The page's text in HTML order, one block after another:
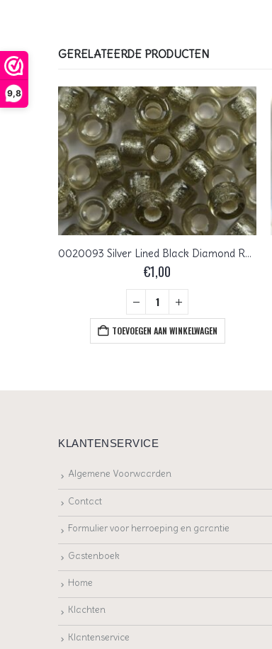
9,8
GERELATEERDE PRODUCTEN
0020093 Silver Lined Black Diamond Roller Bead. 50 Pc.
€1,00
TOEVOEGEN AAN WINKELWAGEN
KLANTENSERVICE
Algemene Voorwaarden
Contact
Formulier voor herroeping en garantie
Gastenboek
Home
Klachten
Klantenservice